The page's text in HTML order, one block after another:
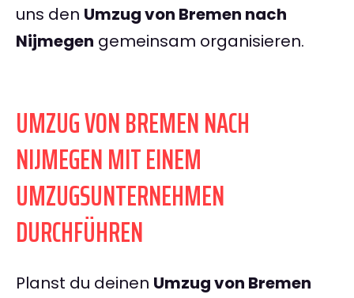
uns den Umzug von Bremen nach
Nijmegen gemeinsam organisieren.
UMZUG VON BREMEN NACH
NIJMEGEN MIT EINEM
UMZUGSUNTERNEHMEN
DURCHFÜHREN
Planst du deinen Umzug von Bremen